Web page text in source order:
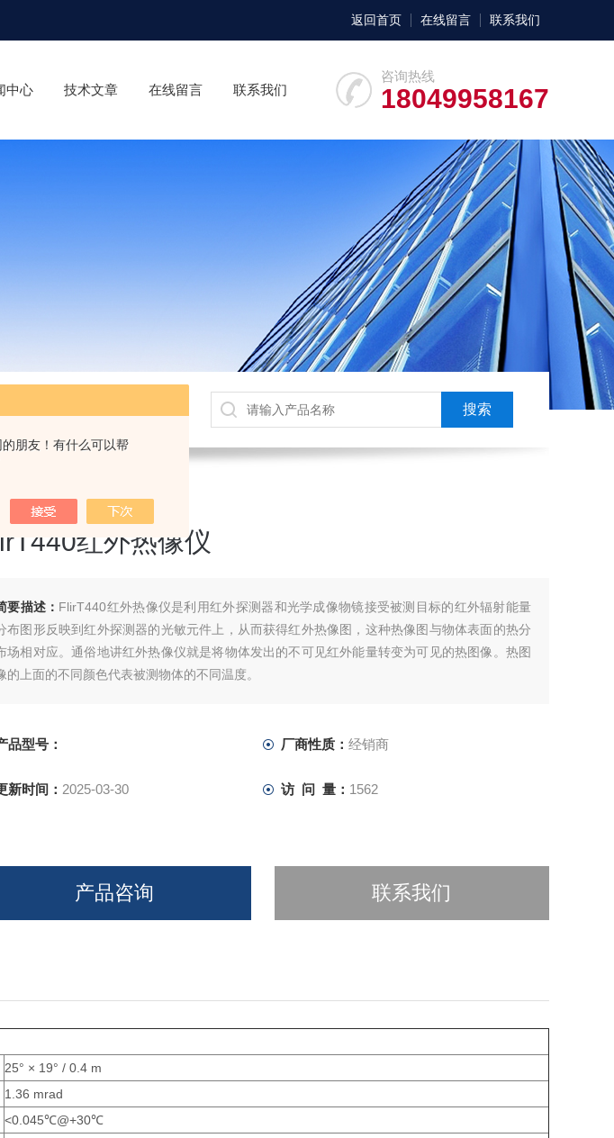
朋友！有什么可以帮
返回首页 在线留言 联系我们
咨询热线
18049958167
中心 技术文章 在线留言 联系我们
红外热像仪
要描述： FlirT440红外热像仪是利用红外探测器和光学成像物镜接受被测目标的红外辐射能量
布图形反映到红外探测器的光敏元件上，从而获得红外热像图，这种热像图与物体表面的热分
场相对应。通俗地讲红外热像仪就是将物体发出的不可见红外能量转变为可见的热图像。热图
的上面的不同颜色代表被测物体的不同温度。
品型号： 厂商性质： 经销商
新时间： 2025-03-30 访 问 量： 1562
产品咨询 联系我们
25° × 19° / 0.4 m
1.36 mrad
<0.045℃@+30℃